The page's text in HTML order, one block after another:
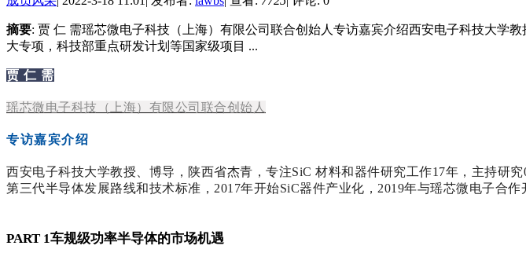
摘要: 贾 仁 需瑶芯微电子科技（上海）有限公司联合创始人专访嘉宾介绍西安电子科技大学
大专项，科技部重点研发计划等国家级项目 ...
贾 仁 需
瑶芯微电子科技（上海）有限公司联合创始人
专访嘉宾介绍
西安电子科技大学教授、博导，陕西省杰青，专注SiC 材料和器件研究工作17年，主持研
第三代半导体发展路线和技术标准，2017年开始SiC器件产业化，2019年与瑶芯微电子合作
PART 1车规级功率半导体的市场机遇